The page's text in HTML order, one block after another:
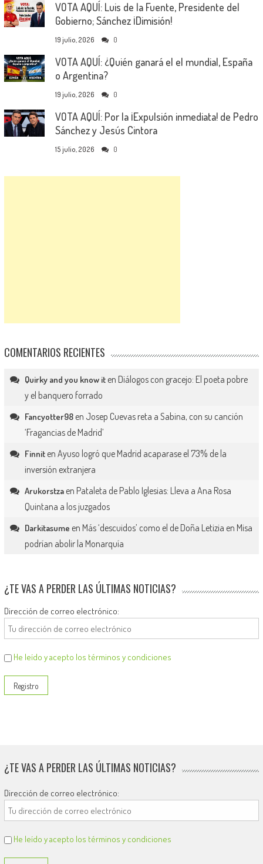
VOTA AQUÍ: Luis de la Fuente, Presidente del
Gobierno; Sánchez ¡Dimisión!
19 julio, 2026 0
VOTA AQUÍ: ¿Quién ganará el el mundial, España
o Argentina?
19 julio, 2026 0
VOTA AQUÍ: Por la ¡Expulsión inmediata! de Pedro
Sánchez y Jesús Cintora
15 julio, 2026 0
COMENTARIOS RECIENTES
Quirky and you know iten Diálogos con gracejo: El poeta pobre
y el banquero forrado
Fancyotter98en Josep Cuevas reta a Sabina, con su canción
‘Fragancias de Madrid’
Finniten Ayuso logró que Madrid acaparase el 73% de la
inversión extranjera
Arukorstzaen Pataleta de Pablo Iglesias: Lleva a Ana Rosa
Quintana a los juzgados
Darkitasume en Más ‘descuidos’ como el de Doña Letizia en Misa
podrían abolir la Monarquía
¿TE VAS A PERDER LAS ÚLTIMAS NOTICIAS?
Dirección de correo electrónico:
He leído y acepto los términos y condiciones
¿TE VAS A PERDER LAS ÚLTIMAS NOTICIAS?
Dirección de correo electrónico:
He leído y acepto los términos y condiciones